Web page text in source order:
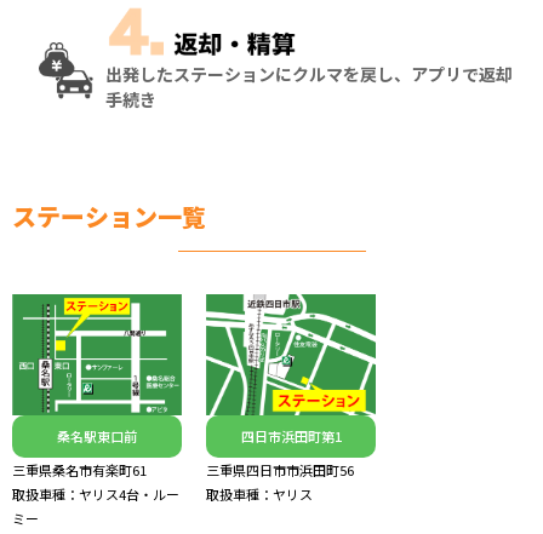
出発したステーションにクルマを戻し、アプリで返却
手続き
ステーション一覧
桑名駅東口前
三重県桑名市有楽町61
取扱車種：ヤリス4台・ルー
ミー
四日市浜田町第1
三重県四日市市浜田町56
取扱車種：ヤリス